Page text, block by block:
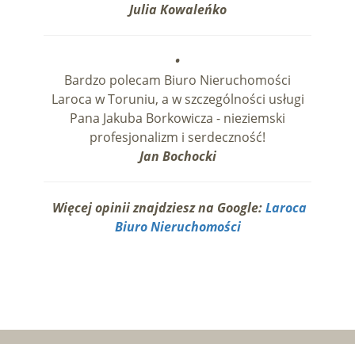
Julia Kowaleńko
•
Bardzo polecam Biuro Nieruchomości
Laroca w Toruniu, a w szczególności usługi
Pana Jakuba Borkowicza - nieziemski
profesjonalizm i serdeczność!
Jan Bochocki
Więcej opinii znajdziesz na Google:Laroca
Biuro Nieruchomości